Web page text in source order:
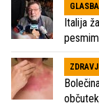
GLASBA
Italija